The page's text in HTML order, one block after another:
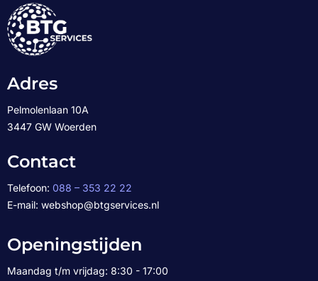
Adres
Pelmolenlaan 10A
3447 GW Woerden
Contact
Telefoon: 088 – 353 22 22
E-mail: webshop@btgservices.nl
Openingstijden
Maandag t/m vrijdag: 8:30 - 17:00